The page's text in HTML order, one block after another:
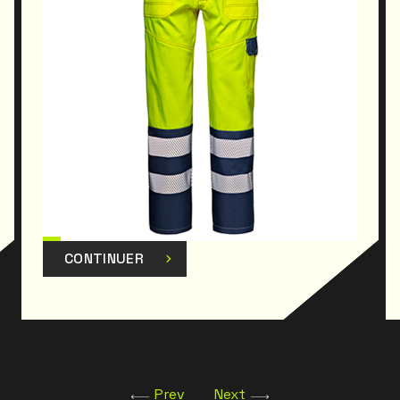
MC3619, MC3811, MC3813, MC3814, MC3815
CONTINUER
Prev Next